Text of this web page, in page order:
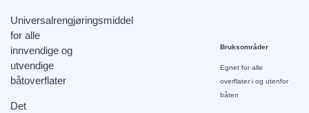
Universalrengjøringsmiddel
for alle
innvendige og
utvendige
båtoverflater
Det
Bruksområder
Egnet for alle
overflater i og utenfor
båten